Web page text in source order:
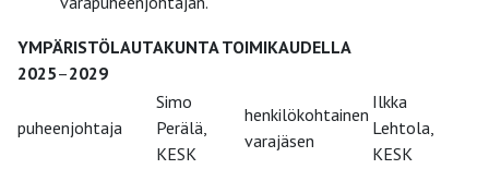
YMPÄRISTÖLAUTAKUNTA TOIMIKAUDELLA
2025–2029
puheenjohtaja
Simo
Perälä,
KESK
henkilökohtainen
varajäsen
Ilkka
Lehtola,
KESK